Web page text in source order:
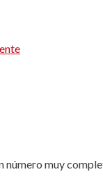
número muy